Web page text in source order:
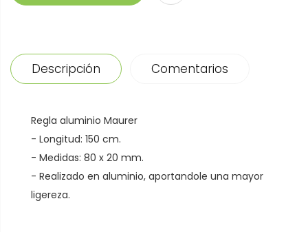
Descripción Comentarios
Regla aluminio Maurer
- Longitud: 150 cm.
- Medidas: 80 x 20 mm.
- Realizado en aluminio, aportandole una mayor
ligereza.